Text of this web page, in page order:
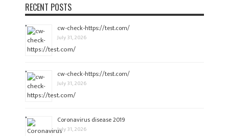
RECENT POSTS
cw-check-https://test.com/
July 31, 2026
cw-check-https://test.com/
July 31, 2026
Coronavirus disease 2019
July 31, 2026